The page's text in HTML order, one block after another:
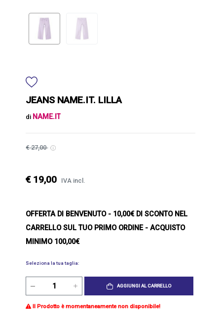
JEANS NAME.IT. LILLA
di NAME.IT
€ 27,00
€ 19,00 IVA incl.
OFFERTA DI BENVENUTO- 10,00€ DI SCONTO NEL
CARRELLO SUL TUO PRIMO ORDINE - ACQUISTO
MINIMO 100,00€
Seleziona la tua taglia:
AGGIUNGI AL CARRELLO
Il Prodotto è momentaneamente non disponibile!